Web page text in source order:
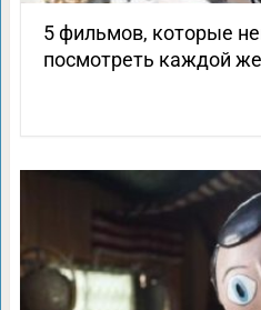
5 фильмов, которые
посмотреть каждой